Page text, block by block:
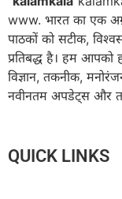
www. भारत का एक
पाठकों को सटीक,
प्रतिबद्ध है। हम आपको
विज्ञान, तकनीक,
नवीनतम अपडेट्स और
QUICK LINKS